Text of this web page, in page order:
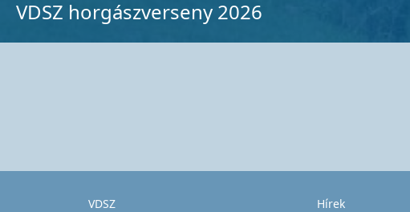
VDSZ horgászverseny 2026
VDSZ Hírek